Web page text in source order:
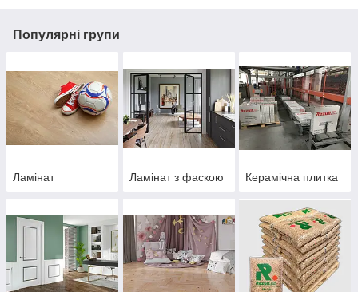
Популярні групи
Ламінат Ламінат з фаскою Керамічна плитка